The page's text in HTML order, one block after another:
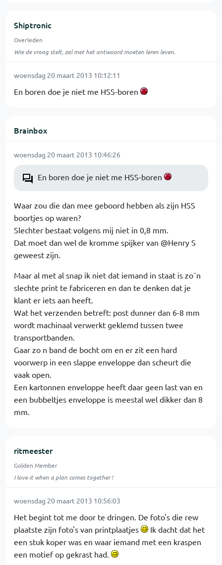
Shiptronic
Overleden
Wie de vraag stelt, zal met het antwoord moeten leren leven.
woensdag 20 maart 2013 10:12:11
En boren doe je niet me HSS-boren
Brainbox
woensdag 20 maart 2013 10:46:26
En boren doe je niet me HSS-boren
Waar zou die dan mee geboord hebben als zijn HSS
boortjes op waren?
Slechter bestaat volgens mij niet in 0,8 mm.
Dat moet dan wel de kromme spijker van @Henry S
geweest zijn.
Maar al met al snap ik niet dat iemand in staat is zo´n
slechte print te fabriceren en dan te denken dat je
klant er iets aan heeft.
Wat het verzenden betreft: post dunner dan 6-8 mm
wordt machinaal verwerkt geklemd tussen twee
transportbanden.
Gaar zo n band de bocht om en er zit een hard
voorwerp in een slappe enveloppe dan scheurt die
vaak open.
Een kartonnen enveloppe heeft daar geen last van en
een bubbeltjes enveloppe is meestal wel dikker dan 8
mm.
ritmeester
Golden Member
I love it when a plan comes together !
woensdag 20 maart 2013 10:56:03
Het begint tot me door te dringen. De foto's die rew
plaatste zijn foto's van printplaatjes
Ik dacht dat het
een stuk koper was en waar iemand met een kraspen
een motief op gekrast had.